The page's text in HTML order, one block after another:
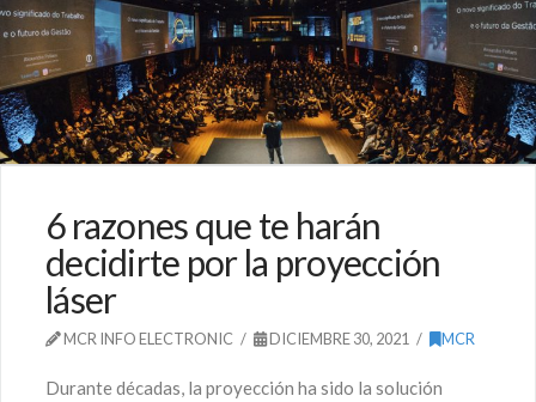
6 razones que te harán
decidirte por la proyección
láser
MCR INFO ELECTRONIC DICIEMBRE 30, 2021 MCR
Durante décadas, la proyección ha sido la solución